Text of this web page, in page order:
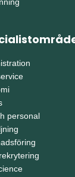
personal